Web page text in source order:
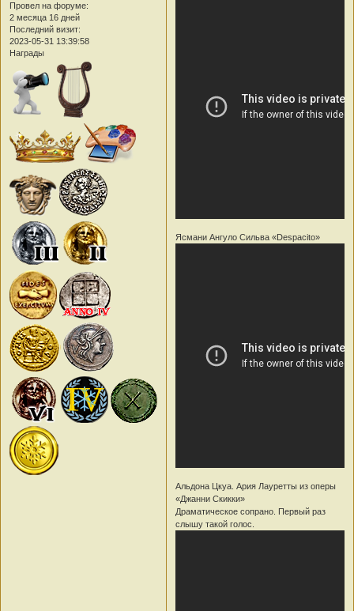
Провел на форуме:
2 месяца 16 дней
Последний визит:
2023-05-31 13:39:58
Награды
Ясмани Ангуло Сильва «Despacito»
Альдона Цкуа. Ария Лауретты из оперы
«Дж­анни Скикки»
Драматическое сопрано. Первый раз
слышу такой голос.